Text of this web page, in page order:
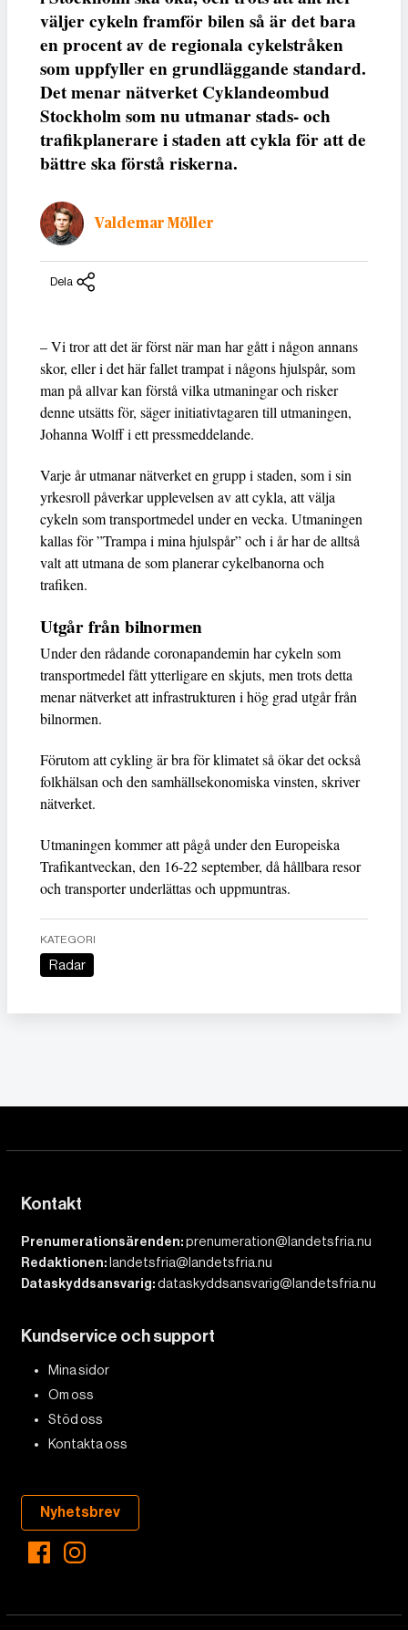
väljer cykeln framför bilen så är det bara
en procent av de regionala cykelstråken
som uppfyller en grundläggande standard.
Det menar nätverket Cyklandeombud
Stockholm som nu utmanar stads- och
trafikplanerare i staden att cykla för att de
bättre ska förstå riskerna.
Valdemar Möller
Dela
– Vi tror att det är först när man har gått i någon annans
skor, eller i det här fallet trampat i någons hjulspår, som
man på allvar kan förstå vilka utmaningar och risker
denne utsätts för, säger initiativtagaren till utmaningen,
Johanna Wolff i ett pressmeddelande.
Varje år utmanar nätverket en grupp i staden, som i sin
yrkesroll påverkar upplevelsen av att cykla, att välja
cykeln som transportmedel under en vecka. Utmaningen
kallas för ”Trampa i mina hjulspår” och i år har de alltså
valt att utmana de som planerar cykelbanorna och
trafiken.
Utgår från bilnormen
Under den rådande coronapandemin har cykeln som
transportmedel fått ytterligare en skjuts, men trots detta
menar nätverket att infrastrukturen i hög grad utgår från
bilnormen.
Förutom att cykling är bra för klimatet så ökar det också
folkhälsan och den samhällsekonomiska vinsten, skriver
nätverket.
Utmaningen kommer att pågå under den Europeiska
Trafikantveckan, den 16-22 september, då hållbara resor
och transporter underlättas och uppmuntras.
KATEGORI
Radar
Kontakt
Prenumerationsärenden:prenumeration@landetsfria.nu
Redaktionen: landetsfria@landetsfria.nu
Dataskyddsansvarig:dataskyddsansvarig@landetsfria.nu
Kundservice och support
Mina sidor
Om oss
Stöd oss
Kontakta oss
Nyhetsbrev